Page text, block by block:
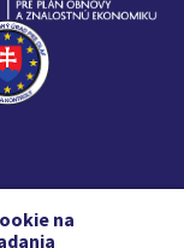
na